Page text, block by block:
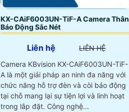
KX-CAiF6003UN-TiF-A Camera Thân
Báo Động Sắc Nét
Liên hệ
LIÊN HỆ
Camera KBvision KX-CAiF6003UN-TiF-
A là một giải pháp an ninh đa năng với
chức năng hỗ trợ đèn và còi báo động
tại chỗ mang lại sự tiện lợi và linh hoạt
trong lắp đặt. Công nghệ...